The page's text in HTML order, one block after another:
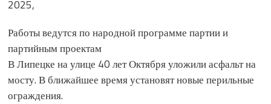
2025,
Работы ведутся по народной программе партии и
партийным проектам
В Липецке на улице 40 лет Октября уложили асфальт на
мосту. В ближайшее время установят новые перильные
ограждения.